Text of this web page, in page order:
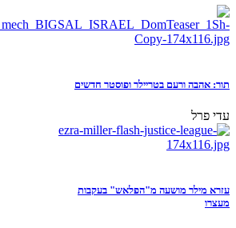
תור: אהבה ורעם בטריילר ופוסטר חדשים
עדי פרל
עזרא מילר מושעה מ"הפלאש" בעקבות
מעצרו